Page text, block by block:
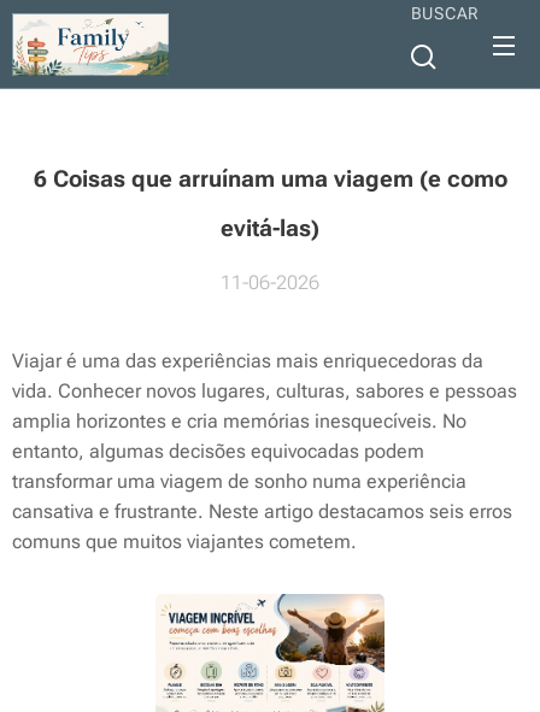
BUSCAR
6 Coisas que arruínam uma viagem (e como
evitá-las)
11-06-2026
Viajar é uma das experiências mais enriquecedoras da
vida. Conhecer novos lugares, culturas, sabores e pessoas
amplia horizontes e cria memórias inesquecíveis. No
entanto, algumas decisões equivocadas podem
transformar uma viagem de sonho numa experiência
cansativa e frustrante. Neste artigo destacamos seis erros
comuns que muitos viajantes cometem.